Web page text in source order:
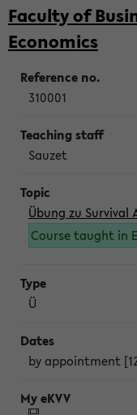
Faculty of
Economics
310001
Sauzet
Übung zu Survival
Course taught in
Ü
by appointment